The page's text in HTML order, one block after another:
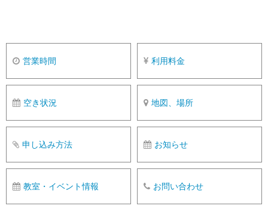
営業時間 利用料金
空き状況 地図、場所
申し込み方法 お知らせ
教室・イベント情報 お問い合わせ